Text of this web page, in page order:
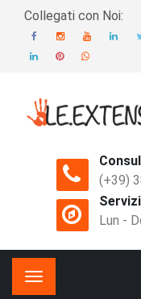
Collegati con Noi:
(+39)
Lun -